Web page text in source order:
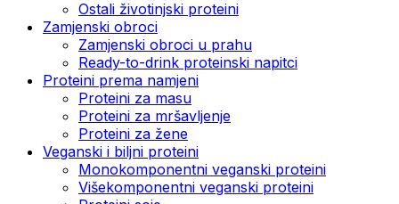
Ostali životinjski proteini
Zamjenski obroci
Zamjenski obroci u prahu
Ready-to-drink proteinski napitci
Proteini prema namjeni
Proteini za masu
Proteini za mršavljenje
Proteini za žene
Veganski i biljni proteini
Monokomponentni veganski proteini
Višekomponentni veganski proteini